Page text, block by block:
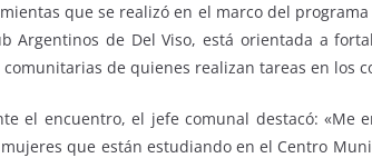
que se realizó en el marco del
Argentinos de Del Viso, está orientada a
comunitarias de quienes realizan tareas en los
el encuentro, el jefe comunal destacó: «Me
que están estudiando en el Centro